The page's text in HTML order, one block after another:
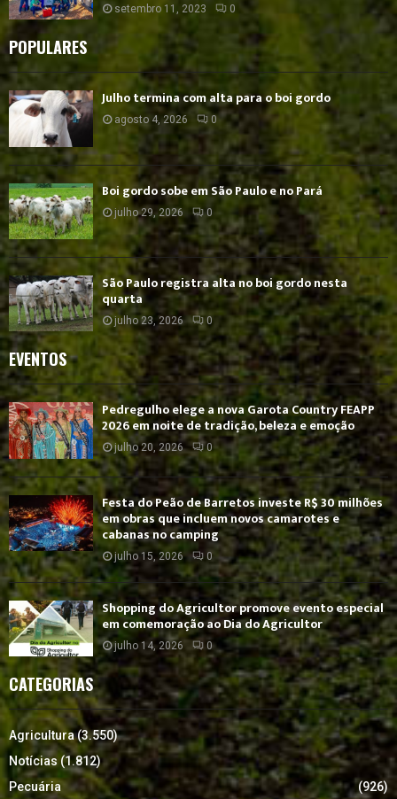
setembro 11, 2023 0
POPULARES
Julho termina com alta para o boi gordo
agosto 4, 2026 0
Boi gordo sobe em São Paulo e no Pará
julho 29, 2026 0
São Paulo registra alta no boi gordo nesta
quarta
julho 23, 2026 0
EVENTOS
Pedregulho elege a nova Garota Country FEAPP
2026 em noite de tradição, beleza e emoção
julho 20, 2026 0
Festa do Peão de Barretos investe R$ 30 milhões
em obras que incluem novos camarotes e
cabanas no camping
julho 15, 2026 0
Shopping do Agricultor promove evento especial
em comemoração ao Dia do Agricultor
julho 14, 2026 0
CATEGORIAS
Agricultura(3.550)
Notícias (1.812)
Pecuária
(926)